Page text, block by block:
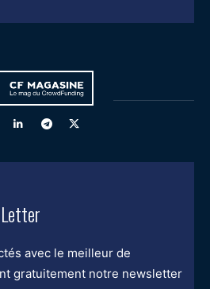
avec le meilleur de
gratuitement notre newsletter